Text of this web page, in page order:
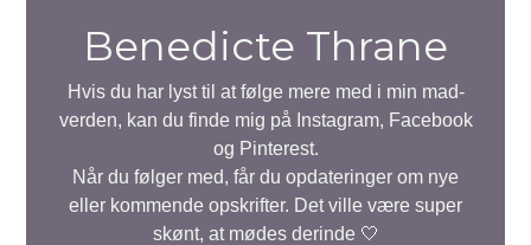
Benedicte Thrane
Hvis du har lyst til at følge mere med i min mad-
verden, kan du finde mig på Instagram, Facebook
og Pinterest.
Når du følger med, får du opdateringer om nye
eller kommende opskrifter. Det ville være super
skønt, at mødes derinde 🤍